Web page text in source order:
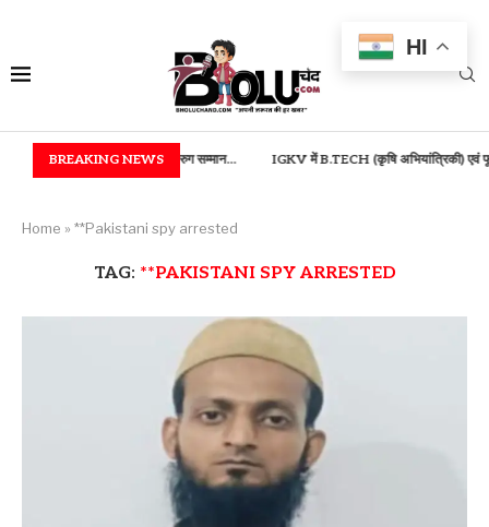
BREAKING NEWS
बाई रत्न, भुईया एवं आरुग सम्मान... IGKV में B.TECH (कृषि अभियांत्रिकी) एवं फूड
Home » **Pakistani spy arrested
TAG: **PAKISTANI SPY ARRESTED
HI